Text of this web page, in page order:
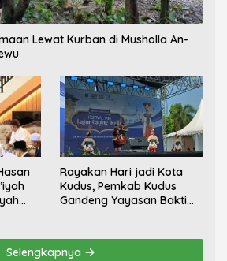
Lewat Kurban di Musholla An-
Rayakan Hari jadi Kota
Kudus, Pemkab Kudus
Gandeng Yayasan Bakti
Selengkapnya